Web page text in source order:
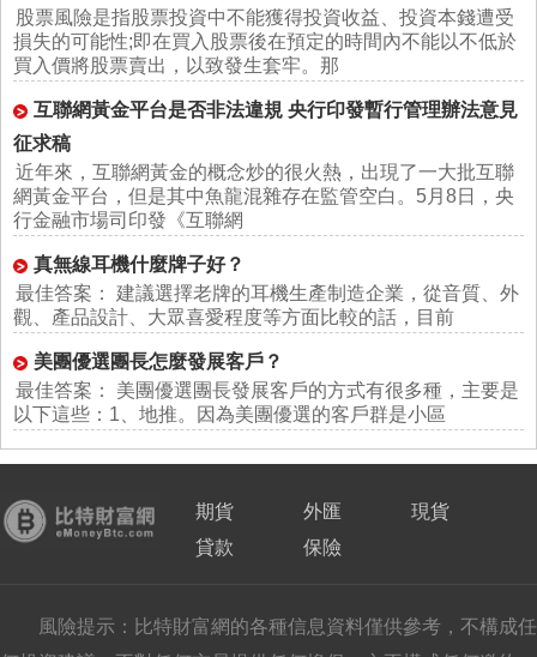
股票風險是指股票投資中不能獲得投資收益、投資本錢遭受
損失的可能性;即在買入股票後在預定的時間內不能以不低於
買入價將股票賣出，以致發生套牢。那
互聯網黃金平台是否非法違規 央行印發暫行管理辦法意見
征求稿
近年來，互聯網黃金的概念炒的很火熱，出現了一大批互聯
網黃金平台，但是其中魚龍混雜存在監管空白。5月8日，央
行金融市場司印發《互聯網
真無線耳機什麼牌子好？
最佳答案： 建議選擇老牌的耳機生產制造企業，從音質、外
觀、產品設計、大眾喜愛程度等方面比較的話，目前
美團優選團長怎麼發展客戶？
最佳答案： 美團優選團長發展客戶的方式有很多種，主要是
以下這些：1、地推。因為美團優選的客戶群是小區
期貨 外匯
現貨
貸款
保險
風險提示：比特財富網的各種信息資料僅供參考，不構成任